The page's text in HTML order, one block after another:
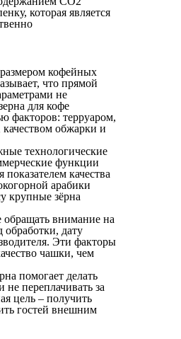
которая является
кофейных
что прямой
не
для кофе
факторов: терруаром,
обжарки и
технологические
функции
показателем качества
арабики
крупные зёрна
внимание на
обработки, дату
Эти факторы
чашки, чем
помогает делать
переплачивать за
цель – получить
гостей внешним